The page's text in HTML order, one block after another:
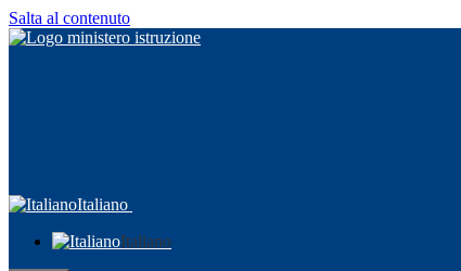
Salta al contenuto
Italiano
Italiano